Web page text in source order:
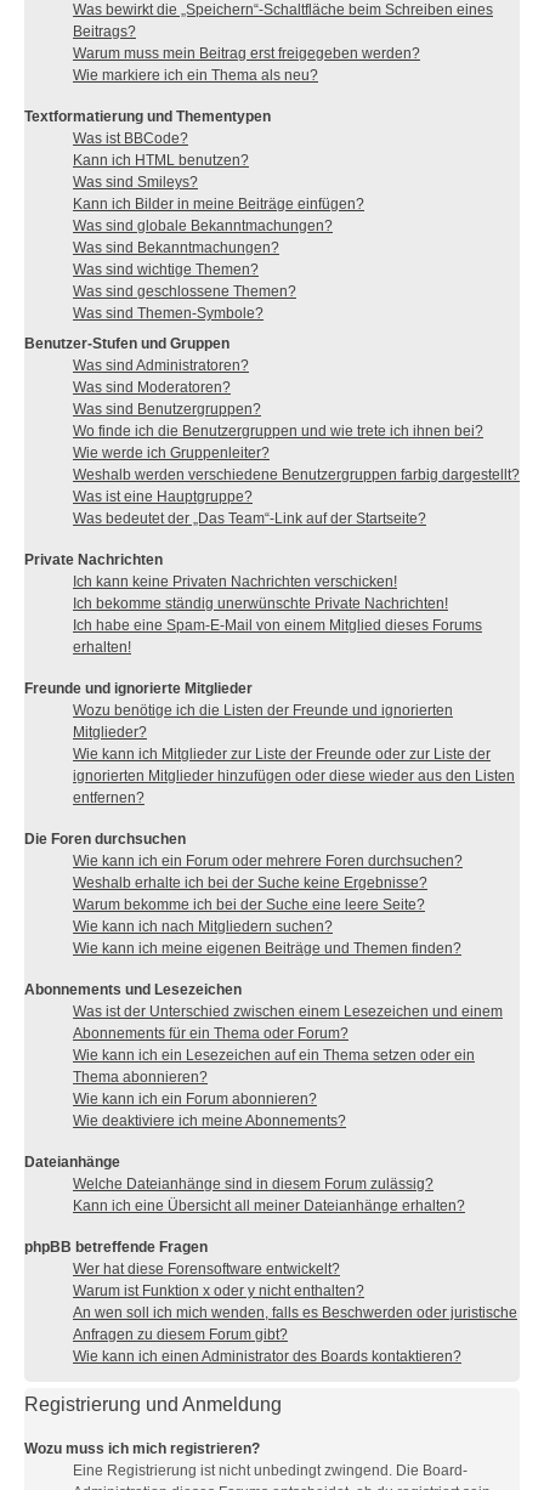
Was bewirkt die „Speichern“-Schaltfläche beim Schreiben eines
Beitrags?
Warum muss mein Beitrag erst freigegeben werden?
Wie markiere ich ein Thema als neu?
Textformatierung und Thementypen
Was ist BBCode?
Kann ich HTML benutzen?
Was sind Smileys?
Kann ich Bilder in meine Beiträge einfügen?
Was sind globale Bekanntmachungen?
Was sind Bekanntmachungen?
Was sind wichtige Themen?
Was sind geschlossene Themen?
Was sind Themen-Symbole?
Benutzer-Stufen und Gruppen
Was sind Administratoren?
Was sind Moderatoren?
Was sind Benutzergruppen?
Wo finde ich die Benutzergruppen und wie trete ich ihnen bei?
Wie werde ich Gruppenleiter?
Weshalb werden verschiedene Benutzergruppen farbig dargestellt?
Was ist eine Hauptgruppe?
Was bedeutet der „Das Team“-Link auf der Startseite?
Private Nachrichten
Ich kann keine Privaten Nachrichten verschicken!
Ich bekomme ständig unerwünschte Private Nachrichten!
Ich habe eine Spam-E-Mail von einem Mitglied dieses Forums
erhalten!
Freunde und ignorierte Mitglieder
Wozu benötige ich die Listen der Freunde und ignorierten
Mitglieder?
Wie kann ich Mitglieder zur Liste der Freunde oder zur Liste der
ignorierten Mitglieder hinzufügen oder diese wieder aus den Listen
entfernen?
Die Foren durchsuchen
Wie kann ich ein Forum oder mehrere Foren durchsuchen?
Weshalb erhalte ich bei der Suche keine Ergebnisse?
Warum bekomme ich bei der Suche eine leere Seite?
Wie kann ich nach Mitgliedern suchen?
Wie kann ich meine eigenen Beiträge und Themen finden?
Abonnements und Lesezeichen
Was ist der Unterschied zwischen einem Lesezeichen und einem
Abonnements für ein Thema oder Forum?
Wie kann ich ein Lesezeichen auf ein Thema setzen oder ein
Thema abonnieren?
Wie kann ich ein Forum abonnieren?
Wie deaktiviere ich meine Abonnements?
Dateianhänge
Welche Dateianhänge sind in diesem Forum zulässig?
Kann ich eine Übersicht all meiner Dateianhänge erhalten?
phpBB betreffende Fragen
Wer hat diese Forensoftware entwickelt?
Warum ist Funktion x oder y nicht enthalten?
An wen soll ich mich wenden, falls es Beschwerden oder juristische
Anfragen zu diesem Forum gibt?
Wie kann ich einen Administrator des Boards kontaktieren?
Registrierung und Anmeldung
Wozu muss ich mich registrieren?
Eine Registrierung ist nicht unbedingt zwingend. Die Board-